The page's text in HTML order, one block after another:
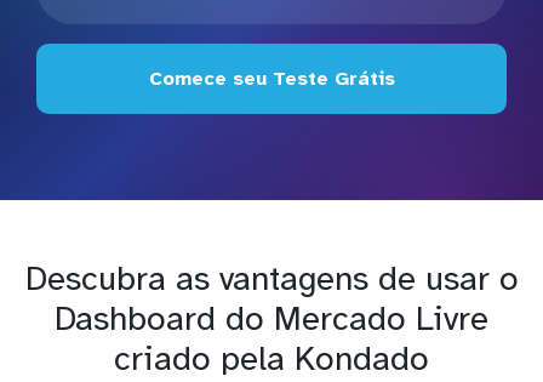
Comece seu Teste Grátis
Descubra as vantagens de usar o
Dashboard do Mercado Livre
criado pela Kondado